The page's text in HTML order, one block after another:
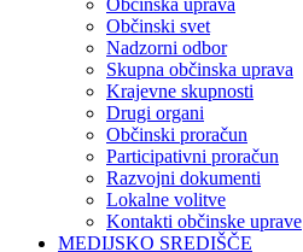
Občinski svet
Nadzorni odbor
Skupna občinska uprava
Krajevne skupnosti
Drugi organi
Občinski proračun
Participativni proračun
Razvojni dokumenti
Lokalne volitve
Kontakti občinske uprave
MEDIJSKO SREDIŠČE